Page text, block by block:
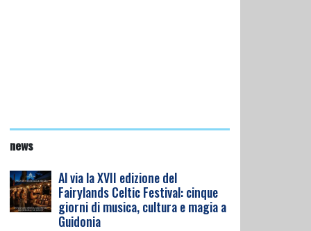
news
Al via la XVII edizione del
Fairylands Celtic Festival: cinque
giorni di musica, cultura e magia a
Guidonia